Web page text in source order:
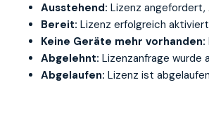
Ausstehend: Lizenz
Bereit: Lizenz erfolgreich
Keine Geräte mehr vorhanden:
Abgelehnt: Lizenzanfrage wurde
Abgelaufen: Lizenz ist